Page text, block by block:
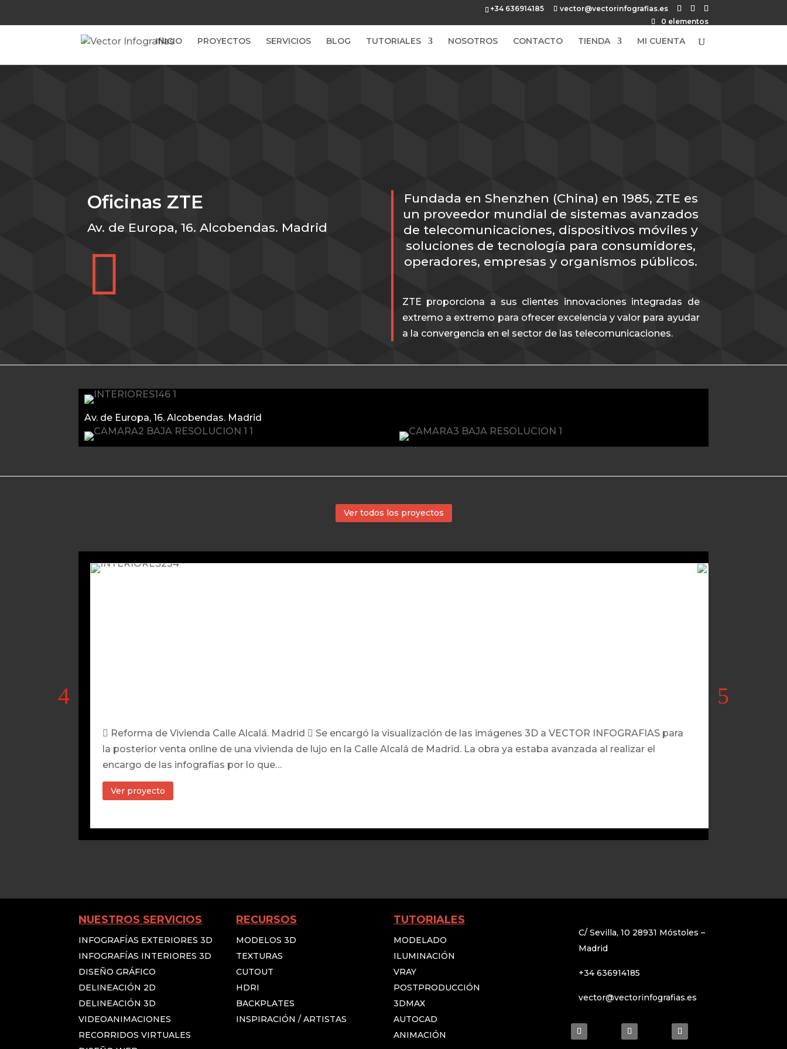
+34 636914185
vector@vectorinfografias.es
0 elementos
INICIO PROYECTOS SERVICIOS BLOG TUTORIALES NOSOTROS CONTACTO TIENDA MI CUENTA
Oficinas ZTE
Av. de Europa, 16. Alcobendas. Madrid

Fundada en Shenzhen (China) en 1985, ZTE es
un proveedor mundial de sistemas avanzados
de telecomunicaciones, dispositivos móviles y
soluciones de tecnología para consumidores,
operadores, empresas y organismos públicos.
ZTE proporciona a sus clientes innovaciones integradas de
extremo a extremo para ofrecer excelencia y valor para ayudar
a la convergencia en el sector de las telecomunicaciones.
Av. de Europa, 16. Alcobendas. Madrid
Ver todos los proyectos
 Reforma de Vivienda Calle Alcalá. Madrid  Se encargó la visualización de las imágenes 3D a VECTOR INFOGRAFIAS para
la posterior venta online de una vivienda de lujo en la Calle Alcalá de Madrid. La obra ya estaba avanzada al realizar el
encargo de las infografías por lo que…
Ver proyecto
NUESTROS SERVICIOS
INFOGRAFÍAS EXTERIORES 3D
INFOGRAFÍAS INTERIORES 3D
DISEÑO GRÁFICO
DELINEACIÓN 2D
DELINEACIÓN 3D
VIDEOANIMACIONES
RECORRIDOS VIRTUALES
RECURSOS
MODELOS 3D
TEXTURAS
CUTOUT
HDRI
BACKPLATES
INSPIRACIÓN / ARTISTAS
TUTORIALES
MODELADO
ILUMINACIÓN
VRAY
POSTPRODUCCIÓN
3DMAX
AUTOCAD
ANIMACIÓN
C/ Sevilla, 10 28931 Móstoles –
Madrid
+34 636914185
vector@vectorinfografias.es